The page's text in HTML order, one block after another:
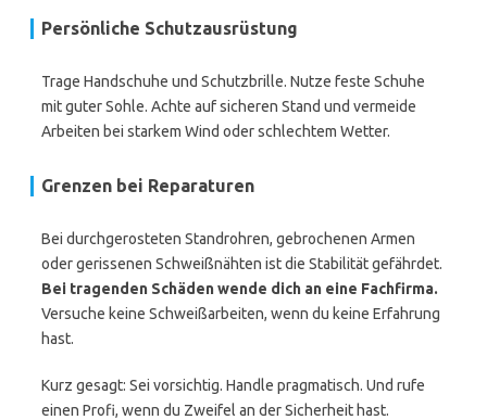
Persönliche Schutzausrüstung
Trage Handschuhe und Schutzbrille. Nutze feste Schuhe
mit guter Sohle. Achte auf sicheren Stand und vermeide
Arbeiten bei starkem Wind oder schlechtem Wetter.
Grenzen bei Reparaturen
Bei durchgerosteten Standrohren, gebrochenen Armen
oder gerissenen Schweißnähten ist die Stabilität gefährdet.
Bei tragenden Schäden wende dich an eine Fachfirma.
Versuche keine Schweißarbeiten, wenn du keine Erfahrung
hast.
Kurz gesagt: Sei vorsichtig. Handle pragmatisch. Und rufe
einen Profi, wenn du Zweifel an der Sicherheit hast.